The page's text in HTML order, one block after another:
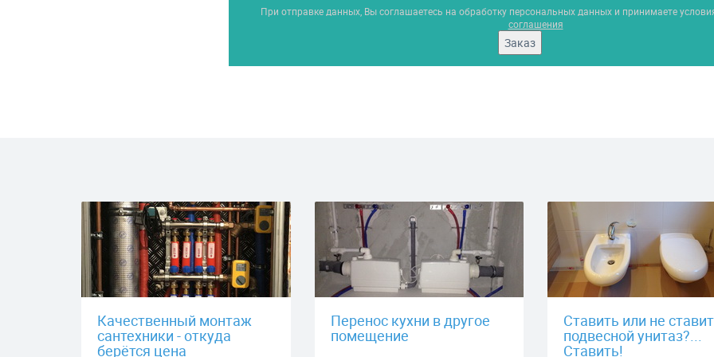
При отправке данных, Вы соглашаетесь на обработку персональных данных и принимаете
соглашения
Заказ
Качественный монтаж
сантехники - откуда
берётся цена
Перенос кухни в другое
помещение
Ставить или не
подвесной унитаз?...
Ставить!